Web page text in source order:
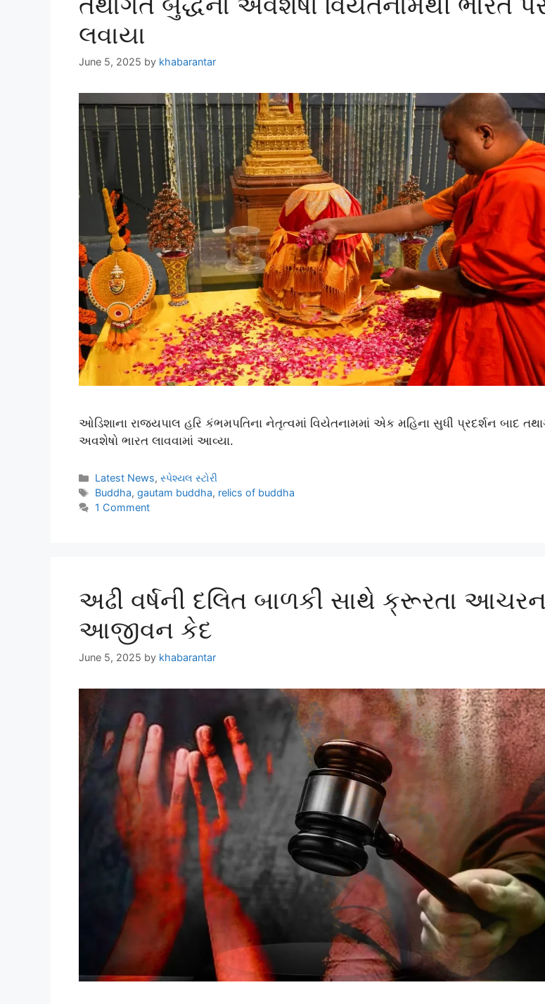
લવાયા
June 5, 2025 by khabarantar
ઓડિશાના રાજ્યપાલ હરિ કંભમપતિના નેતૃત્વમાં વિયેતનામમાં એક મહિના સુધી પ્રદર્શન બાદ
અવશેષો ભારત લાવવામાં આવ્યા.
Latest News,સ્પેશ્યલ સ્ટોરી
Buddha,gautam buddha, relics of buddha
1 Comment
અઢી વર્ષની દલિત બાળકી સાથે ક્રૂરતા
આજીવન કેદ
June 5, 2025 by khabarantar